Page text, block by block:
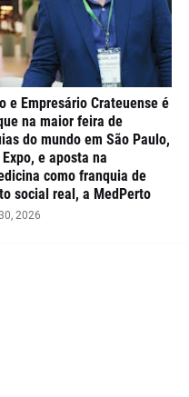
e Empresário Crateuense é
na maior feira de
do mundo em São Paulo,
e aposta na
como franquia de
social real, a MedPerto
2026